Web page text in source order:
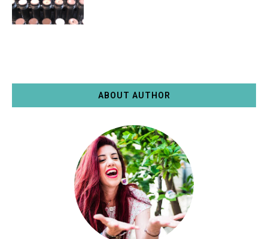
ABOUT AUTHOR